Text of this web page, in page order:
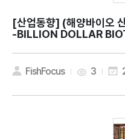
[산업동향]
-BILLION DOLLAR
FishFocus 3